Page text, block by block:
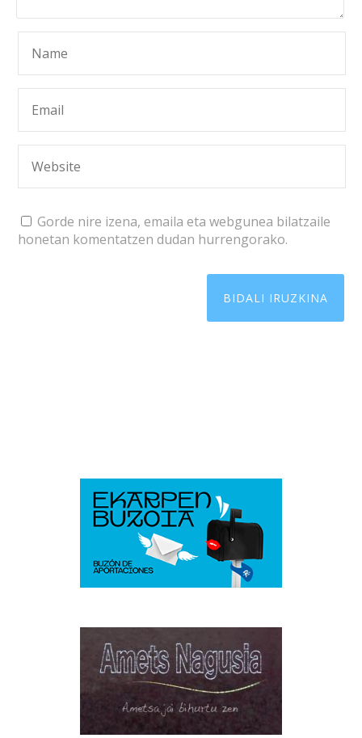
Gorde nire izena, emaila eta webgunea bilatzaile
honetan komentatzen dudan hurrengorako.